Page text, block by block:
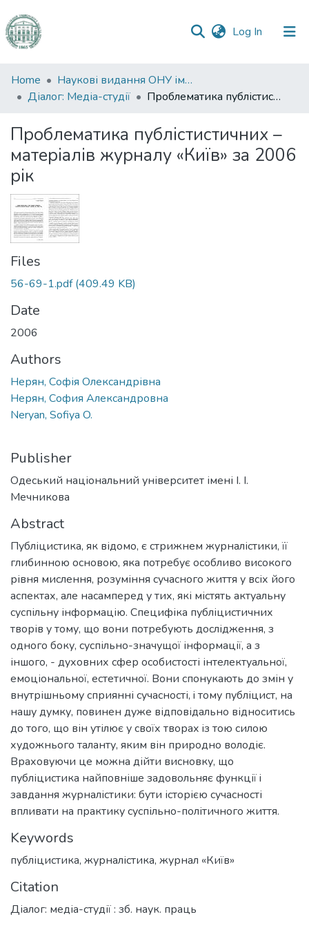
Log In (current)
Communities
&
All of DSpace
Statistics
Home
Наукові видання ОНУ імені І. І. Мечникова
Діалог: Медіа-студії
Проблематика публістистичних – матеріалів журналу «Київ» за 2006 pік
Проблематика публістистичних –
матеріалів журналу «Київ» за 2006
pік
Files
56-69-1.pdf(409.49 KB)
Date
2006
Authors
Нерян, Софія Олександрівна
Нерян, София Александровна
Neryan, Sofiya O.
Publisher
Одеський національний університет імені І. І.
Мечникова
Abstract
Публіцистика, як відомо, є стрижнем журналістики, її
глибинною основою, яка потребує особливо високого
рівня мислення, розуміння сучасного життя у всіх його
аспектах, але насамперед у тих, які містять актуальну
суспільну інформацію. Специфіка публіцистичних
творів у тому, що вони потребують дослідження, з
одного боку, суспільно-значущої інформації, а з
іншого, - духовних сфер особистості інтелектуальної,
емоціональної, естетичної. Вони спонукають до змін у
внутрішньому сприянні сучасності, i тому публіцист, на
нашу думку, повинен дуже відповідально відноситись
до того, що він утілює у своїх творах iз тою силою
художнього таланту, яким він природно володіє.
Враховуючи це можна дійти висновку, що
публіцистика найповніше задовольняє функції i
завдання журналістики: бути історією сучасності
впливати на практику суспільно-політичного життя.
Keywords
публіцистика, журналістика, журнал «Київ»
Citation
Діалог: медіа-студії : зб. наук. праць